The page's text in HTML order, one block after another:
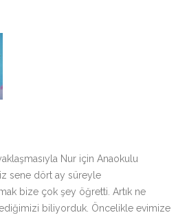
Nur için Anaokulu
sene dört ay süreyle
bize çok şey öğretti. Artık ne
biliyorduk. Öncelikle evimize